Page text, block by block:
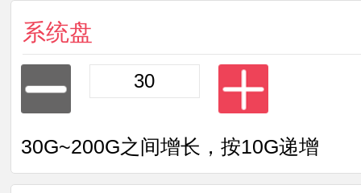
系统盘
30G~200G之间增长，按10G递增